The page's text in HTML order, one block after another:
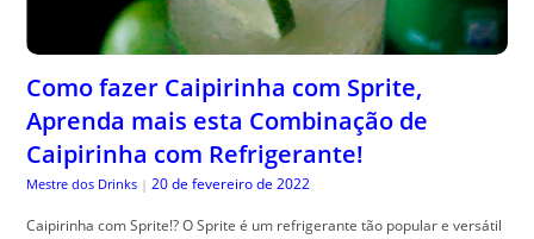
Como fazer Caipirinha com Sprite,
Aprenda mais esta Combinação de
Caipirinha com Refrigerante!
Mestre dos Drinks | 20 de fevereiro de 2022
Caipirinha com Sprite!? O Sprite é um refrigerante tão popular e versátil